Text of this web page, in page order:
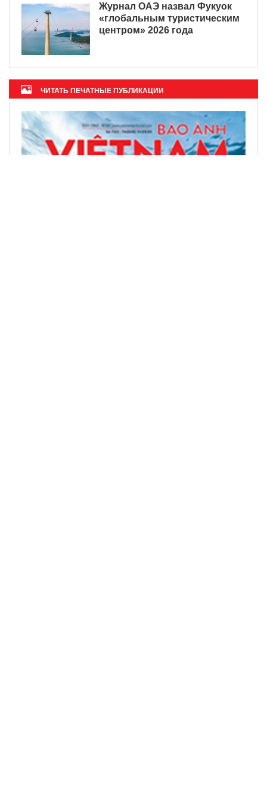
Журнал ОАЭ назвал Фукуок
«глобальным туристическим
центром» 2026 года
ЧИТАТЬ ПЕЧАТНЫЕ ПУБЛИКАЦИИ